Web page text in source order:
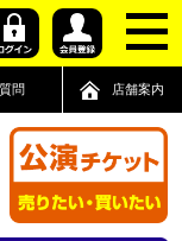
問 店舗案内